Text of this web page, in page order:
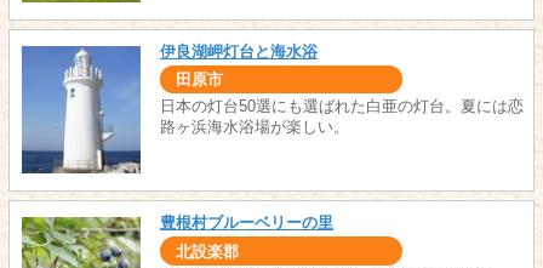
伊良湖岬灯台と海水浴
田原市
日本の灯台50選にも選ばれた白亜の灯台。夏には恋
路ヶ浜海水浴場が楽しい。
豊根村ブルーベリーの里
北設楽郡